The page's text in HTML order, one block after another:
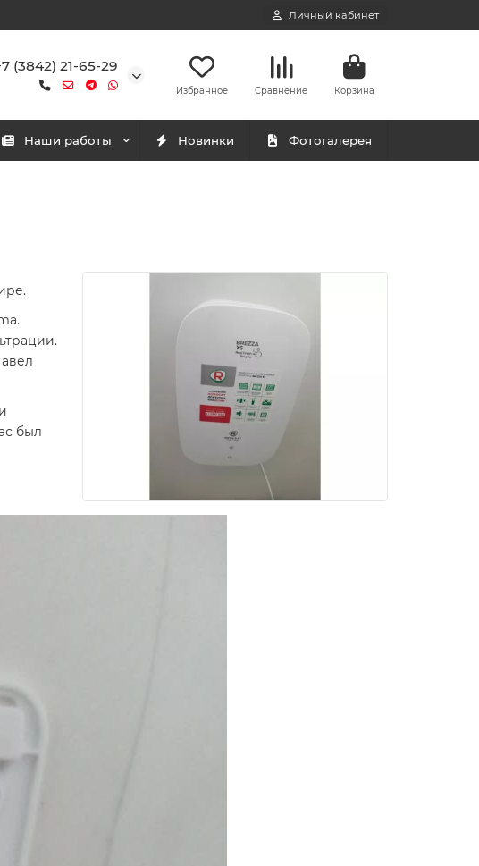
Личный кабинет
(3842) 21-65-29
Избранное Сравнение Корзина
Наши работы Новинки Фотогалерея
был